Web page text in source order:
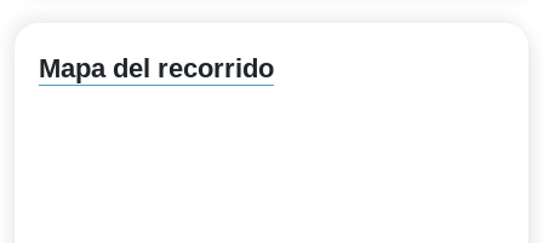
Mapa del recorrido